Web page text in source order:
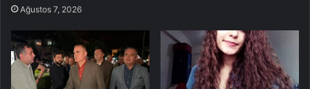
Ağustos 7, 2026